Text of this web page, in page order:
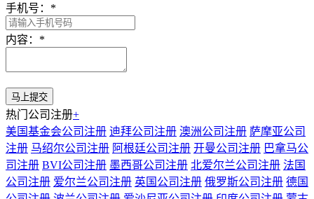
手机号： *
内容： *
热门公司注册+
美国基金会公司注册 迪拜公司注册 澳洲公司注册 萨摩亚公司
注册 马绍尔公司注册 阿根廷公司注册 开曼公司注册 巴拿马公
司注册 BVI公司注册 墨西哥公司注册 北爱尔兰公司注册 法国
公司注册 爱尔兰公司注册 英国公司注册 俄罗斯公司注册 德国